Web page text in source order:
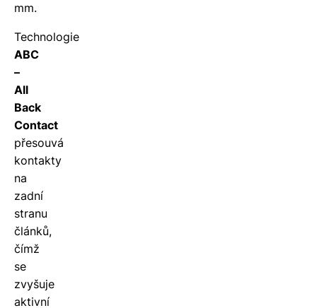
mm.
Technologie
ABC
–
All
Back
Contact
přesouvá
kontakty
na
zadní
stranu
článků,
čímž
se
zvyšuje
aktivní